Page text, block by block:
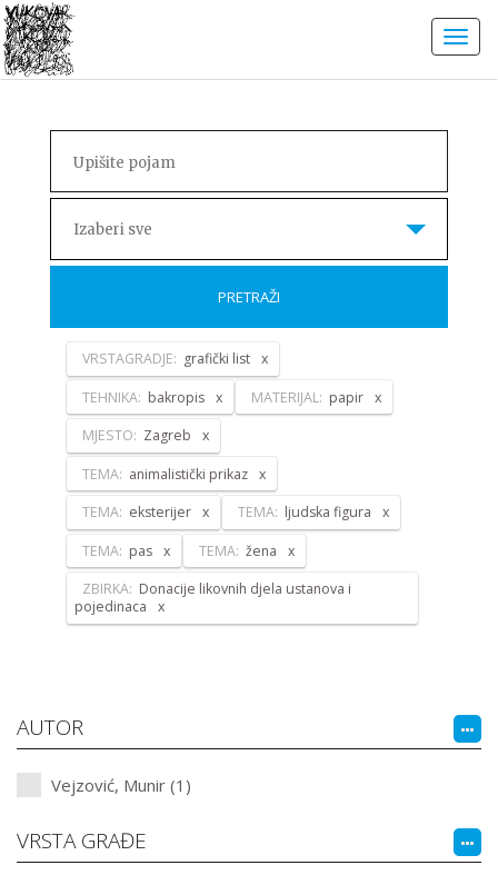
Izaberi sve
PRETRAŽI
VRSTAGRADJE: grafički list
TEHNIKA: bakropis MATERIJAL: papir
MJESTO: Zagreb
TEMA: animalistički prikaz
TEMA: eksterijer TEMA: ljudska figura
TEMA: pas TEMA: žena
ZBIRKA: Donacije likovnih djela ustanova i
pojedinaca
AUTOR
Vejzović, Munir (1)
VRSTA GRAĐE